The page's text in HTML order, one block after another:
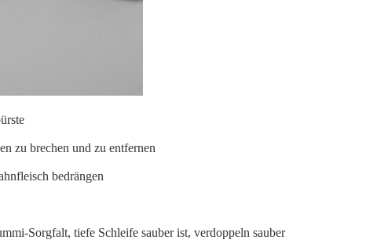
zu brechen und zu entfernen
bedrängen
Sorgfalt, tiefe Schleife sauber ist, verdoppeln sauber